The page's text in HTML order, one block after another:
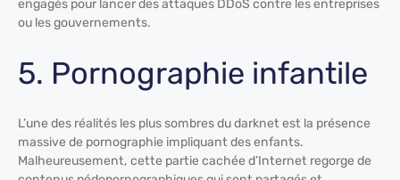
engagés pour lancer des attaques DDoS contre les entreprises
ou les gouvernements.
5. Pornographie infantile
L’une des réalités les plus sombres du darknet est la présence
massive de pornographie impliquant des enfants.
Malheureusement, cette partie cachée d’Internet regorge de